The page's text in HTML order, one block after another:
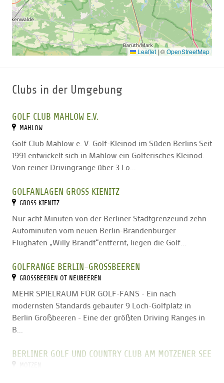
Leaflet | ©OpenStreetMap
Clubs in der Umgebung
GOLF CLUB MAHLOW E.V.
MAHLOW
Golf Club Mahlow e. V. Golf-Kleinod im Süden Berlins Seit
1991 entwickelt sich in Mahlow ein Golferisches Kleinod.
Von reiner Drivingrange über 3 Lo...
GOLFANLAGEN GROSS KIENITZ
GROSS KIENITZ
Nur acht Minuten von der Berliner Stadtgrenzeund zehn
Autominuten vom neuen Berlin-Brandenburger
Flughafen „Willy Brandt“entfernt, liegen die Golf...
GOLFRANGE BERLIN-GROSSBEEREN
GROSSBEEREN OT NEUBEEREN
MEHR SPIELRAUM FÜR GOLF-FANS - Ein nach
modernsten Standards gebauter 9 Loch-Golfplatz in
Berlin Großbeeren - Eine der größten Driving Ranges in
B...
BERLINER GOLF UND COUNTRY CLUB AM MOTZENER SEE